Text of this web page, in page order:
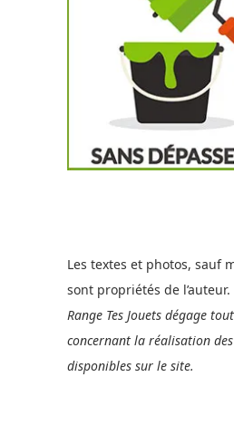
Les textes et photos, sauf
sont propriétés de l’auteur.
Range Tes Jouets dégage
concernant la réalisation
disponibles sur le site.